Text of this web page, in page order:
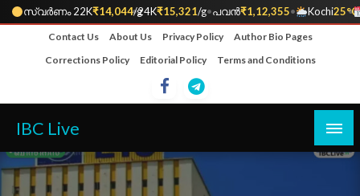
സ്വർണം 22K₹14,044/g
•24K₹15,321/g•പവൻ₹1,12,355• Kochi25°C
•
Contact Us About Us Privacy Policy
Author Bio Pages
Corrections Policy
Editorial Policy Terms and Conditions
IBC Live